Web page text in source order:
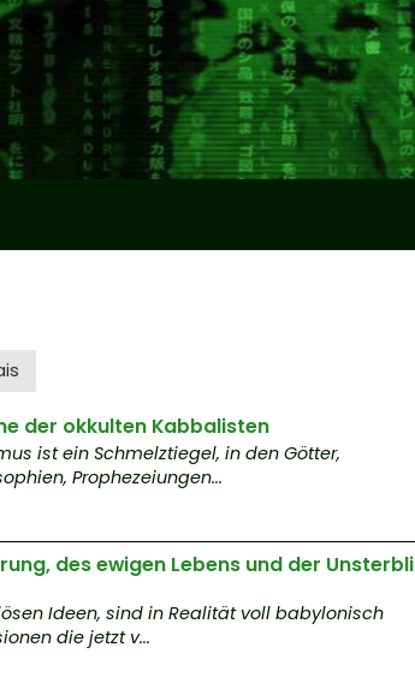
der okkulten Kabbalisten
ist ein Schmelztiegel, in den Götter,
Prophezeiungen...
des ewigen Lebens und der Unsterbli
Ideen, sind in Realität voll babylonisch
die jetzt v...